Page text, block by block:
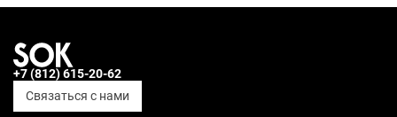
+7 (812) 615-20-62
Связаться с нами